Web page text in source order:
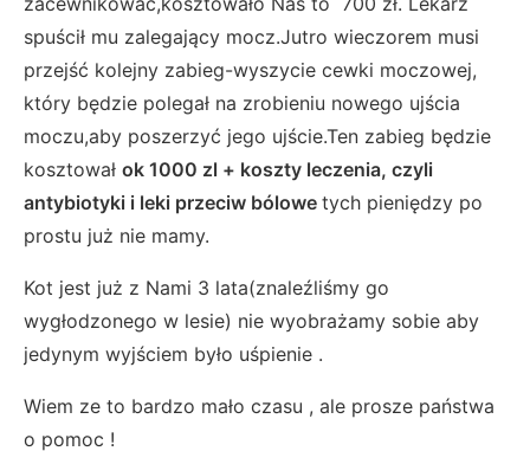
spuścił mu zalegający mocz.Jutro wieczorem musi
przejść kolejny zabieg-wyszycie cewki moczowej,
który będzie polegał na zrobieniu nowego ujścia
moczu,aby poszerzyć jego ujście.Ten zabieg będzie
kosztował ok 1000 zl + koszty leczenia, czyli
antybiotyki i leki przeciw bólowe tych pieniędzy po
prostu już nie mamy.
Kot jest już z Nami 3 lata(znaleźliśmy go
wygłodzonego w lesie) nie wyobrażamy sobie aby
jedynym wyjściem było uśpienie .
Wiem ze to bardzo mało czasu , ale prosze państwa
o pomoc !